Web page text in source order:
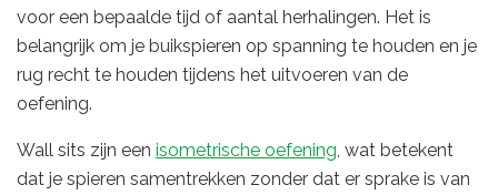
voor een bepaalde tijd of aantal herhalingen. Het is
belangrijk om je buikspieren op spanning te houden en je
rug recht te houden tijdens het uitvoeren van de
oefening.
Wall sits zijn een isometrische oefening, wat betekent
dat je spieren samentrekken zonder dat er sprake is van